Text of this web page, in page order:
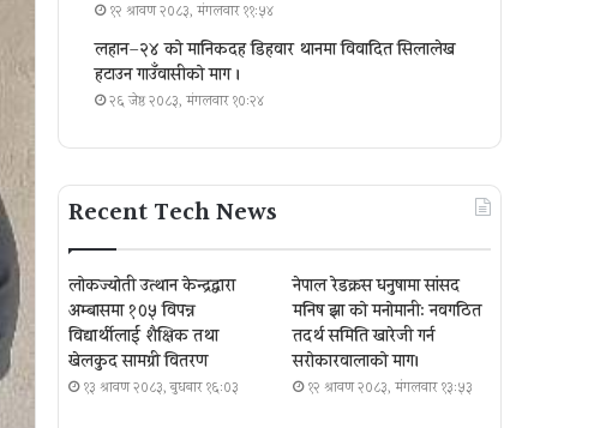
१२ श्रावण २०८३, मंगलवार ११:५४
लहान–२४ को मानिकदह डिहवार थानमा विवादित सिलालेख
हटाउन गाउँवासीको माग ।
२६ जेष्ठ २०८३, मंगलवार १०:२४
Recent Tech News
लोकज्योती उत्थान केन्द्रद्वारा
अम्बासमा १०५ विपन्न
विद्यार्थीलाई शैक्षिक तथा
खेलकुद सामग्री वितरण
१३ श्रावण २०८३, बुधबार १६:०३
नेपाल रेडक्रस धनुषामा सांसद
मनिष झा को मनोमानी: नवगठित
तदर्थ समिति खारेजी गर्न
सरोकारवालाको माग।
१२ श्रावण २०८३, मंगलवार १३:५३